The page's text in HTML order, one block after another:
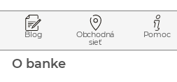
Blog Obchodná
sieť
Pomoc
O banke